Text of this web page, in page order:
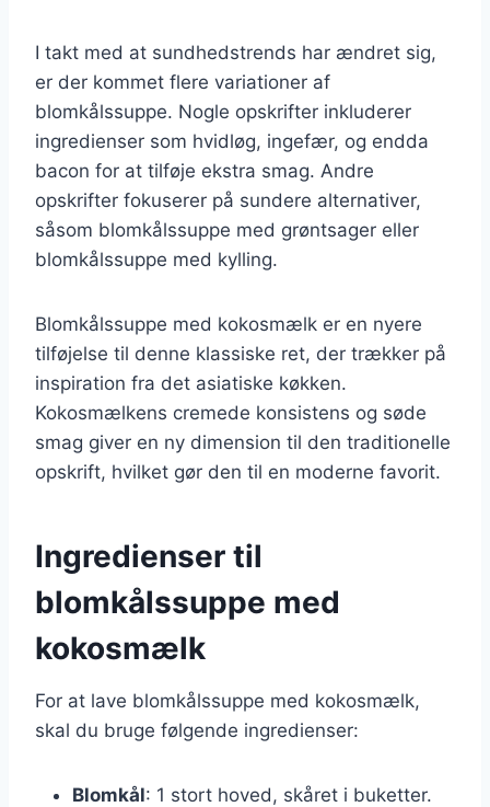
I takt med at sundhedstrends har ændret sig,
er der kommet flere variationer af
blomkålssuppe. Nogle opskrifter inkluderer
ingredienser som hvidløg, ingefær, og endda
bacon for at tilføje ekstra smag. Andre
opskrifter fokuserer på sundere alternativer,
såsom blomkålssuppe med grøntsager eller
blomkålssuppe med kylling.
Blomkålssuppe med kokosmælk er en nyere
tilføjelse til denne klassiske ret, der trækker på
inspiration fra det asiatiske køkken.
Kokosmælkens cremede konsistens og søde
smag giver en ny dimension til den traditionelle
opskrift, hvilket gør den til en moderne favorit.
Ingredienser til
blomkålssuppe med
kokosmælk
For at lave blomkålssuppe med kokosmælk,
skal du bruge følgende ingredienser:
Blomkål: 1 stort hoved, skåret i buketter.